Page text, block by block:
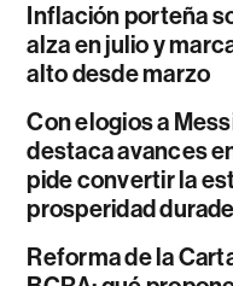
Inflación porteña
alza en julio y
alto desde marzo
Con elogios a
destaca avances
pide convertir la
prosperidad
Reforma de la